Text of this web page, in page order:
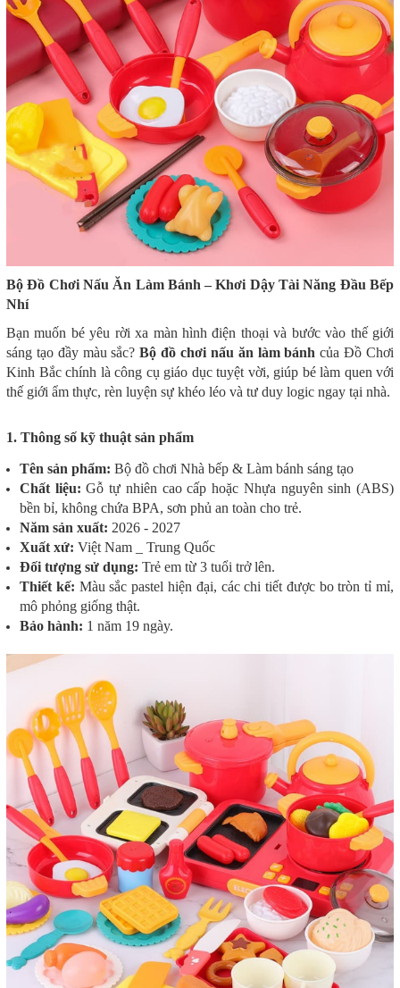
Bộ Đồ Chơi Nấu Ăn Làm Bánh – Khơi Dậy Tài Năng Đầu Bếp
Nhí
Bạn muốn bé yêu rời xa màn hình điện thoại và bước vào thế giới
sáng tạo đầy màu sắc?Bộ đồ chơi nấu ăn làm bánh của Đồ Chơi
Kinh Bắc chính là công cụ giáo dục tuyệt vời, giúp bé làm quen với
thế giới ẩm thực, rèn luyện sự khéo léo và tư duy logic ngay tại nhà.
1. Thông số kỹ thuật sản phẩm
Tên sản phẩm: Bộ đồ chơi Nhà bếp & Làm bánh sáng tạo
Chất liệu: Gỗ tự nhiên cao cấp hoặc Nhựa nguyên sinh (ABS)
bền bỉ, không chứa BPA, sơn phủ an toàn cho trẻ.
Năm sản xuất: 2026 - 2027
Xuất xứ: Việt Nam _ Trung Quốc
Đối tượng sử dụng: Trẻ em từ 3 tuổi trở lên.
Thiết kế: Màu sắc pastel hiện đại, các chi tiết được bo tròn tỉ mỉ,
mô phỏng giống thật.
Bảo hành: 1 năm 19 ngày.